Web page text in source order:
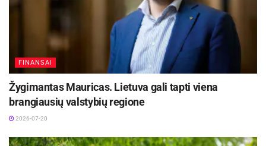
FINANSAI
Žygimantas Mauricas. Lietuva gali tapti viena
brangiausių valstybių regione
2026-07-20